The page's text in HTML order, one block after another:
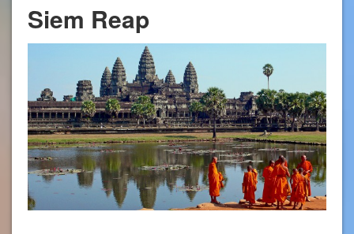
Siem Reap